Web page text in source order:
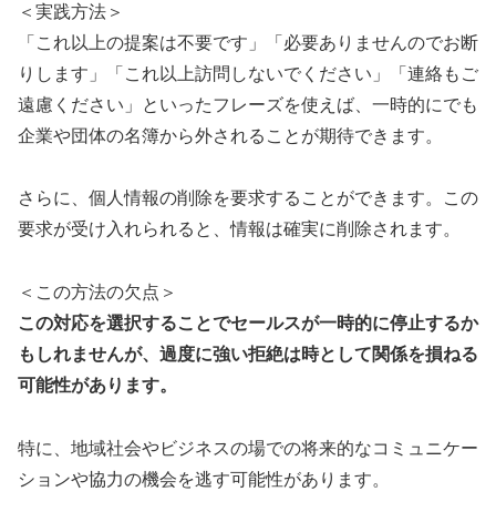
＜実践方法＞
「これ以上の提案は不要です」「必要ありませんのでお断
りします」「これ以上訪問しないでください」「連絡もご
遠慮ください」といったフレーズを使えば、一時的にでも
企業や団体の名簿から外されることが期待できます。
さらに、個人情報の削除を要求することができます。この
要求が受け入れられると、情報は確実に削除されます。
＜この方法の欠点＞
この対応を選択することでセールスが一時的に停止するか
もしれませんが、過度に強い拒絶は時として関係を損ねる
可能性があります。
特に、地域社会やビジネスの場での将来的なコミュニケー
ションや協力の機会を逃す可能性があります。